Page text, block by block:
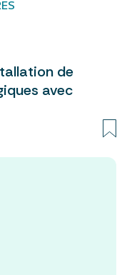
de
avec